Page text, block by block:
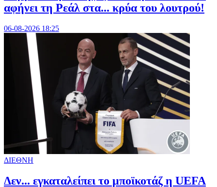
αφήνει τη Ρεάλ στα... κρύα του λουτρού!
06-08-2026 18:25
ΔΙΕΘΝΗ
Δεν... εγκαταλείπει το μποϊκοτάζ η UEFA